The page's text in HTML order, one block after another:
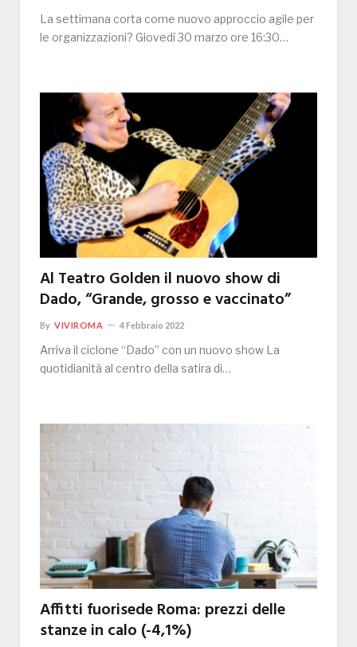
La settimana corta come nuovo approccio agile per
le organizzazioni? Giovedì 30 marzo ore 16:30…
Al Teatro Golden il nuovo show di
Dado, “Grande, grosso e vaccinato”
By VIVIROMA 4 Febbraio 2022
Arriva il ciclone “Dado” con un nuovo show La
quotidianità al centro della satira di…
Affitti fuorisede Roma: prezzi delle
stanze in calo (-4,1%)